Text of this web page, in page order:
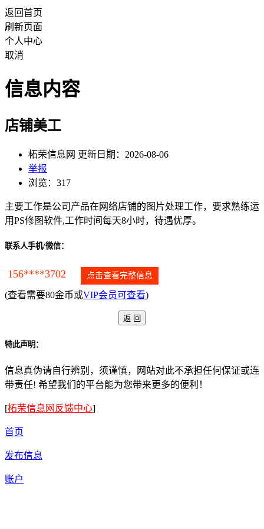
返回首页
刷新页面
个人中心
取消
信息内容
店铺美工
柘荣信息网 更新日期：2026-08-06
举报
浏览：317
主要工作是公司产品在网络店铺的图片处理工作，要求熟练运
用PS修图软件,工作时间每天8小时，待遇优厚。
联系人手机/微信：
156****3702 点击查看完整信息
(查看需要80金币或VIP会员可查看)
特此声明：
信息真伪请自行辨别，须谨慎，网站对此不承担任何保证或连
带责任! 希望我们的平台能为您带来更多的便利！
[柘荣信息网反馈中心]
首页
发布信息
账户